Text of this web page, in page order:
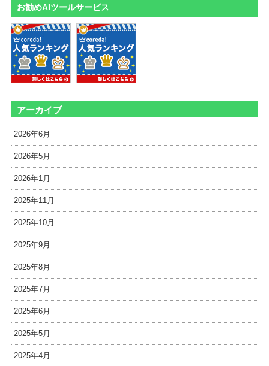
お勧めAIツールサービス
アーカイブ
2026年6月
2026年5月
2026年1月
2025年11月
2025年10月
2025年9月
2025年8月
2025年7月
2025年6月
2025年5月
2025年4月